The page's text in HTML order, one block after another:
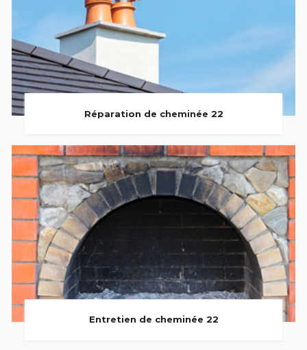
Réparation de cheminée 22
Entretien de cheminée 22